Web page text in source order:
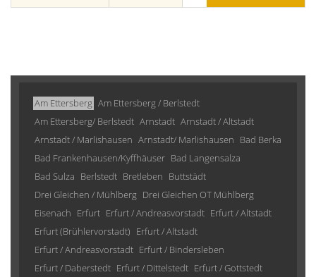
Am Ettersberg Am Ettersberg / Berlstedt
Am Ettersberg/ Berlstedt Arnstadt Arnstadt / Altstadt
Arnstadt / Marlishausen Arnstadt/ Marlishausen Bad Berka
Bad Frankenhausen/Kyffhäuser Bad Langensalza
Bad Sulza Berlstedt Bretleben Buttstädt
Drei Gleichen / Mühlberg Drei Gleichen OT Mühlberg
Eisenach Erfurt Erfurt / Andreasvorstadt Erfurt / Altstadt
Erfurt (Brühlervorstadt) Erfurt / Altstadt
Erfurt / Andreasvorstadt Erfurt / Bindersleben
Erfurt / Daberstedt Erfurt / Dittelstedt Erfurt / Gottstedt